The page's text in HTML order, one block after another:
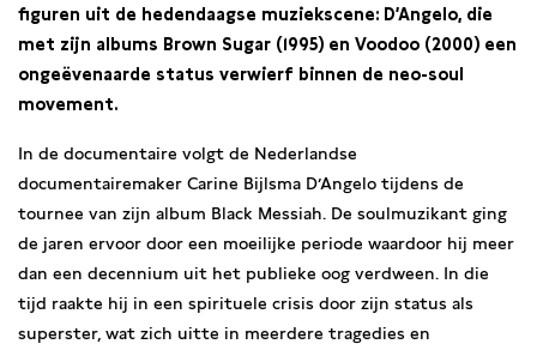
figuren uit de hedendaagse muziekscene: D’Angelo, die
met zijn albums Brown Sugar (1995) en Voodoo (2000) een
ongeëvenaarde status verwierf binnen de neo-soul
movement.
In de documentaire volgt de Nederlandse
documentairemaker Carine Bijlsma D’Angelo tijdens de
tournee van zijn album Black Messiah. De soulmuzikant ging
de jaren ervoor door een moeilijke periode waardoor hij meer
dan een decennium uit het publieke oog verdween. In die
tijd raakte hij in een spirituele crisis door zijn status als
superster, wat zich uitte in meerdere tragedies en